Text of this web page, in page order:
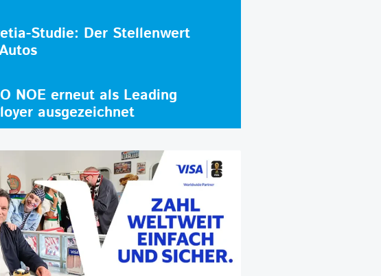
Studie: Der Stellenwert
NOE erneut als Leading
ausgezeichnet